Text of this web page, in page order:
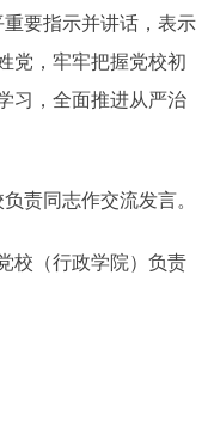
要指示并讲话，表示
党，牢牢把握党校初
习，全面推进从严治
责同志作交流发言。
校（行政学院）负责